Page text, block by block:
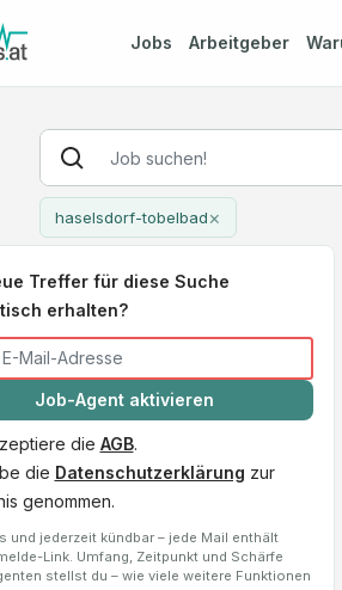
Jobs Arbeitgeber
haselsdorf-tobelbad×
Treffer für diese Suche
erhalten?
Job-Agent aktivieren
die AGB.
die Datenschutzerklärung zur
genommen.
und jederzeit kündbar – jede Mail enthält
Link. Umfang, Zeitpunkt und Schärfe
stellst du – wie viele weitere Funktionen